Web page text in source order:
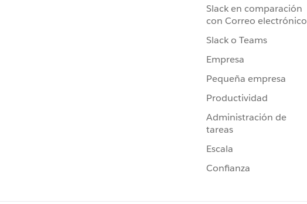
Slack en comparación
con Correo electrónico
Slack o Teams
Empresa
Pequeña empresa
Productividad
Administración de
tareas
Escala
Confianza